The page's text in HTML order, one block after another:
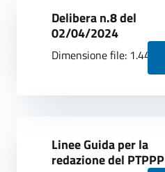
Delibera n.8 del
02/04/2024
Dimensione file: 1.44 MB
Linee Guida per la
redazione del PTPPP